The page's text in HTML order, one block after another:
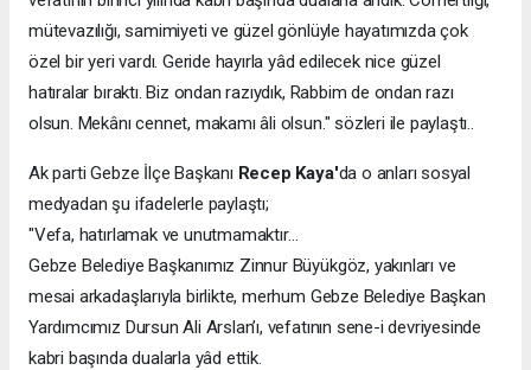
mütevazılığı, samimiyeti ve güzel gönlüyle hayatımızda çok
özel bir yeri vardı. Geride hayırla yâd edilecek nice güzel
hatıralar bıraktı. Biz ondan razıydık, Rabbim de ondan razı
olsun. Mekânı cennet, makamı âli olsun." sözleri ile paylaştı..
Ak parti Gebze İlçe Başkanı Recep Kaya'da o anları sosyal
medyadan şu ifadelerle paylaştı;
"Vefa, hatırlamak ve unutmamaktır…
Gebze Belediye Başkanımız Zinnur Büyükgöz, yakınları ve
mesai arkadaşlarıyla birlikte, merhum Gebze Belediye Başkan
Yardımcımız Dursun Ali Arslan’ı, vefatının sene-i devriyesinde
kabri başında dualarla yâd ettik.